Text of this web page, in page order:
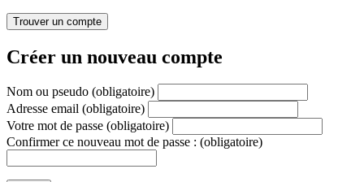
Créer un nouveau compte
Nom ou pseudo (obligatoire)
Adresse email (obligatoire)
Votre mot de passe (obligatoire)
Confirmer ce nouveau mot de passe : (obligatoire)